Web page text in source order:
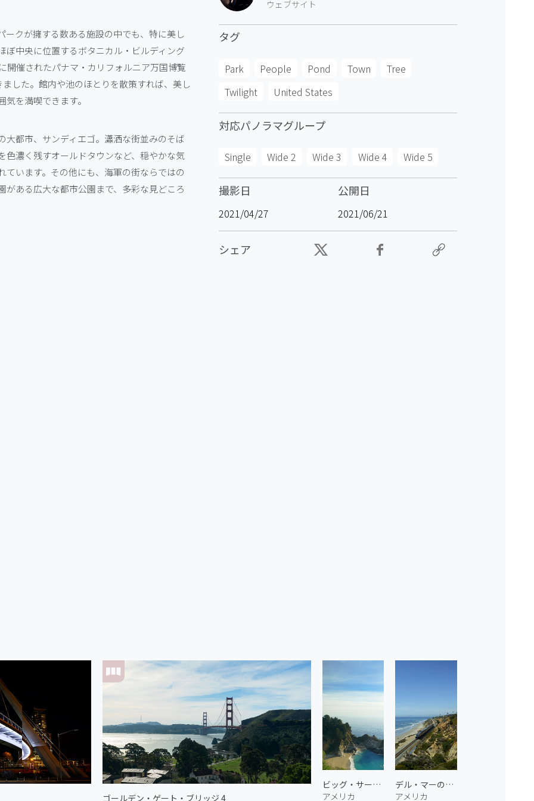
クが擁する数ある施設の中でも、特に美し
中央に位置するボタニカル・ビルディング
開催されたパナマ・カリフォルニア万国博覧
した。館内や池のほとりを散策すれば、美し
を満喫できます。
都市、サンディエゴ。瀟洒な街並みのそば
濃く残すオールドタウンなど、穏やかな気
います。その他にも、海軍の街ならではの
ある広大な都市公園まで、多彩な見どころ
ウェブサイト
タグ
Park People Pond Town
Tree
Twilight
United States
対応パノラマグループ
Single Wide 2 Wide 3 Wide 4 Wide 5
撮影日
2021/04/27
公開日
2021/06/21
シェア
ゴールデン・ゲート・ブリッジ 4
ビッグ・サーのマクウェイ滝
アメリカ
デル・マーの沿岸鉄道 1
アメリカ